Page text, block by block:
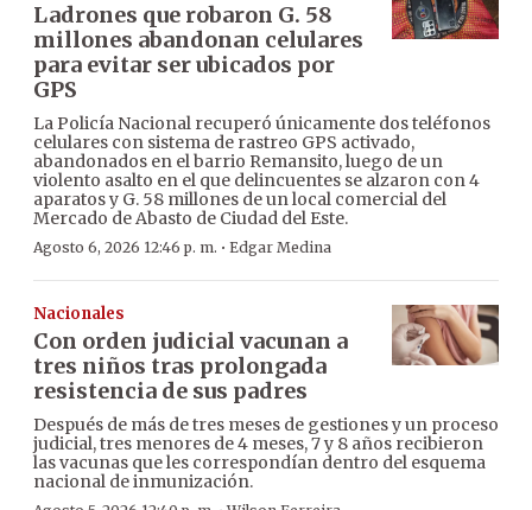
Ladrones que robaron G. 58
millones abandonan celulares
para evitar ser ubicados por
GPS
La Policía Nacional recuperó únicamente dos teléfonos
celulares con sistema de rastreo GPS activado,
abandonados en el barrio Remansito, luego de un
violento asalto en el que delincuentes se alzaron con 4
aparatos y G. 58 millones de un local comercial del
Mercado de Abasto de Ciudad del Este.
Agosto 6, 2026 12:46 p. m. · Edgar Medina
Nacionales
Con orden judicial vacunan a
tres niños tras prolongada
resistencia de sus padres
Después de más de tres meses de gestiones y un proceso
judicial, tres menores de 4 meses, 7 y 8 años recibieron
las vacunas que les correspondían dentro del esquema
nacional de inmunización.